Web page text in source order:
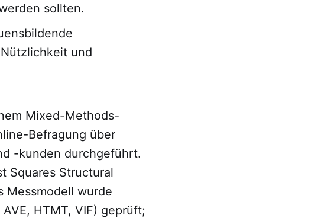
sollten.
und
Mixed-Methods-
Befragung über
-kunden durchgeführt.
Squares Structural
Messmodell wurde
HTMT, VIF) geprüft;